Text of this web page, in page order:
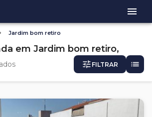
Jardim bom retiro
em Jardim bom retiro,
FILTRAR